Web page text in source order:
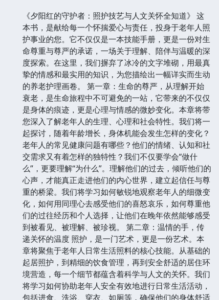
《夕阳红的守护者：照护技艺与人文关怀全知道》 这
本书，是献给每一个怀揣爱心与责任，投身于老年人照
护事业的您。它不仅仅是一本技能手册，更是一份对生
命尊重与尊严的承诺，一场关于理解、陪伴与温暖的深
度探索。在这里，我们摒弃了冰冷的文字堆砌，用最真
挚的情感和最实用的知识，为您描绘出一幅详实而生动
的养老护理画卷。 第一章：生命的尊严，从理解开始
衰老，是生命旅程中不可避免的一站，它带来的不仅仅
是身体的痕迹，更是心理与情感的微妙变化。本章将带
您深入了解老年人的生理、心理和社会特性。我们将一
起探讨，随着年龄增长，身体机能会发生怎样的变化？
老年人的常见健康问题有哪些？他们的情绪、认知和社
交需求又有着怎样的独特性？我们不仅要学会“做什
么”，更要理解“为什么”。理解他们的过去，倾听他们的
心声，才能真正走进他们的内心世界，建立起信任与尊
重的桥梁。我们将学习如何敏锐地观察老年人的细微变
化，如何用同理心去感受他们的喜怒哀乐，如何尊重他
们的过往经历和个人选择，让他们在晚年依然能够感受
到被看见、被理解、被珍视。 第二章：温情的手，传
递关怀的温度 照护，是一门艺术，更是一份艺术。本
章将聚焦于老年人日常生活照料的核心技能。从基础的
起居照护，到精细的饮食管理，再到安全舒适的居住环
境营造，每一个细节都蕴含着科学与人文的关怀。我们
将学习如何协助老年人安全有效地进行日常生活活动，
包括进食、洗浴、穿衣、如厕等，确保他们的身体舒适